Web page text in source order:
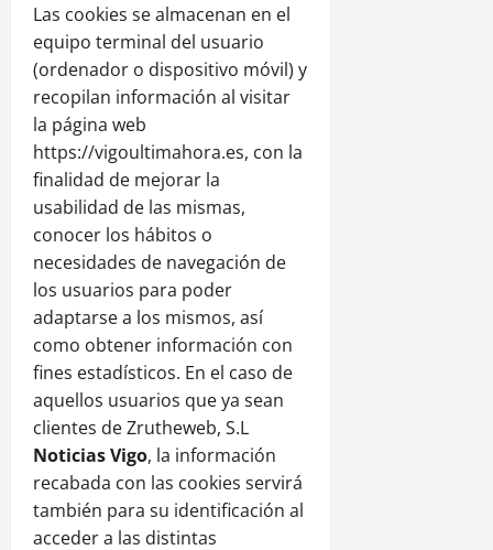
Las cookies se almacenan en el
equipo terminal del usuario
(ordenador o dispositivo móvil) y
recopilan información al visitar
la página web
https://vigoultimahora.es, con la
finalidad de mejorar la
usabilidad de las mismas,
conocer los hábitos o
necesidades de navegación de
los usuarios para poder
adaptarse a los mismos, así
como obtener información con
fines estadísticos. En el caso de
aquellos usuarios que ya sean
clientes de Zrutheweb, S.L
NoticiasVigo, la información
recabada con las cookies servirá
también para su identificación al
acceder a las distintas